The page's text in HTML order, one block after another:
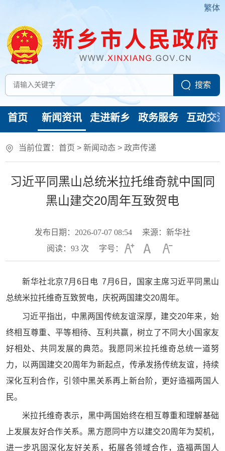
繁体
首页 新闻资讯 走进新乡 政务服务 互动交
当前位置： 首页 > 新闻动态 > 政声传递
习近平同黑山总统米拉托维奇就中国同
黑山建交20周年互致贺电
发布日期：2026-07-07 08:54
来源：新华社
阅读： 93次 字号：
新华社北京7月6日电 7月6日，国家主席习近平同黑山
总统米拉托维奇互致贺电，庆祝两国建交20周年。
习近平指出，中黑两国传统友谊深厚，建交20年来，始
终相互尊重、平等相待、互利共赢，树立了不同大小国家友
好相处、共同发展的典范。我愿同米拉托维奇总统一道努
力，以两国建交20周年为新起点，传承发扬传统友谊，持续
深化互利合作，引领中黑关系再上新台阶，更好造福两国人
民。
米拉托维奇表示，黑中两国始终在相互尊重和理解基础
上发展友好合作关系。黑方愿同中方以建交20周年为契机，
进一步巩固深化友好关系，拓展各领域合作，造福两国人